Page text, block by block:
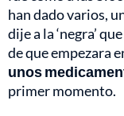
han dado varios,
dije a la ‘negra’
de que empezara
unos
primer momento.